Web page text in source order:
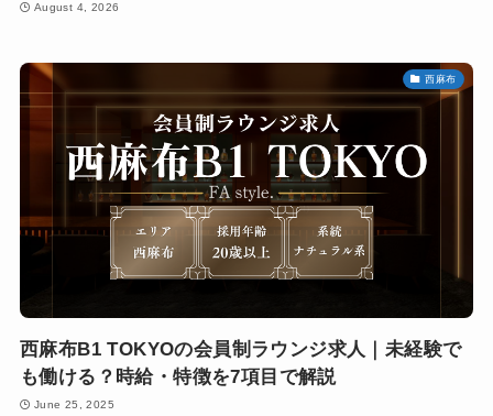
August 4, 2026
西麻布
西麻布B1 TOKYOの会員制ラウンジ求人｜未経験で
も働ける？時給・特徴を7項目で解説
June 25, 2025